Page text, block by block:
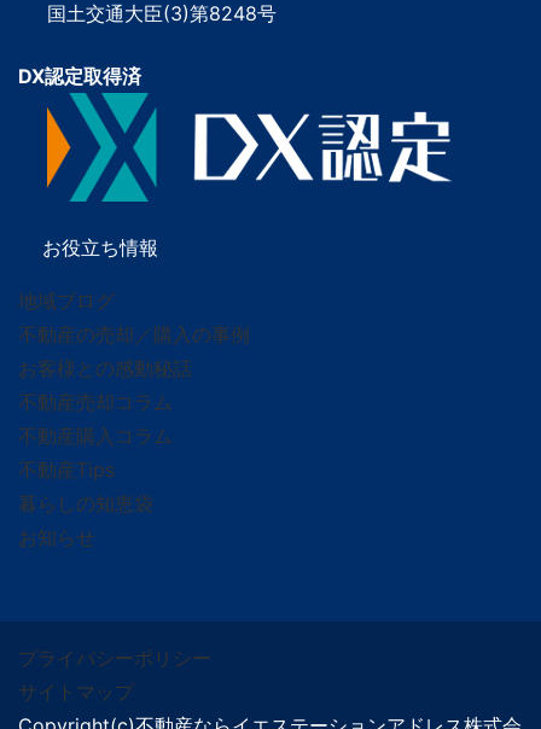
国土交通大臣(3)第8248号
DX認定取得済
お役立ち情報
地域ブログ
不動産の売却／購入の事例
お客様との感動秘話
不動産売却コラム
不動産購入コラム
不動産Tips
暮らしの知恵袋
お知らせ
プライバシーポリシー
サイトマップ